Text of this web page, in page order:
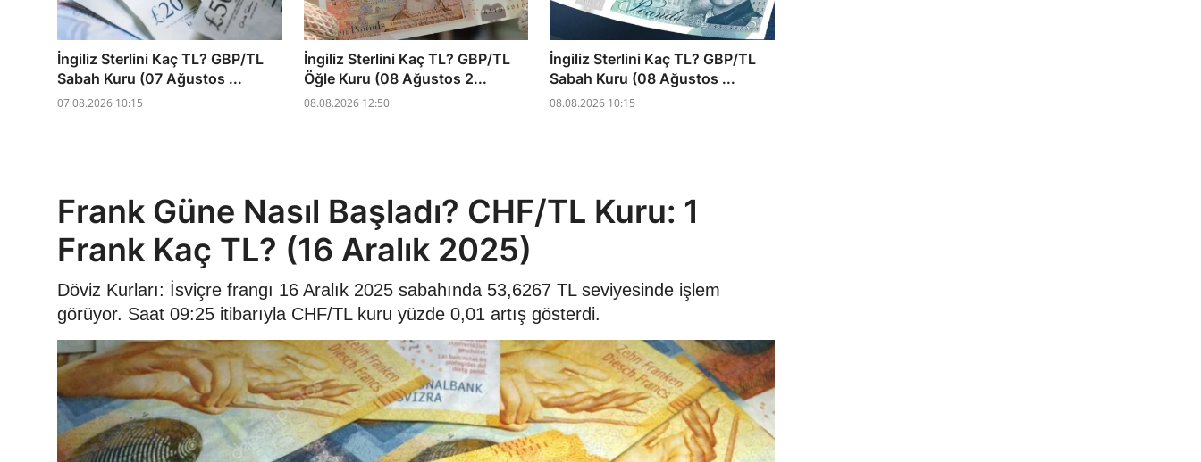
İngiliz Sterlini Kaç TL? GBP/TL
Sabah Kuru (07 Ağustos ...
07.08.2026 10:15
İngiliz Sterlini Kaç TL? GBP/TL
Öğle Kuru (08 Ağustos 2...
08.08.2026 12:50
İngiliz Sterlini Kaç TL? GBP/TL
Sabah Kuru (08 Ağustos ...
08.08.2026 10:15
Frank Güne Nasıl Başladı? CHF/TL Kuru: 1
Frank Kaç TL? (16 Aralık 2025)
Döviz Kurları: İsviçre frangı 16 Aralık 2025 sabahında 53,6267 TL seviyesinde işlem
görüyor. Saat 09:25 itibarıyla CHF/TL kuru yüzde 0,01 artış gösterdi.